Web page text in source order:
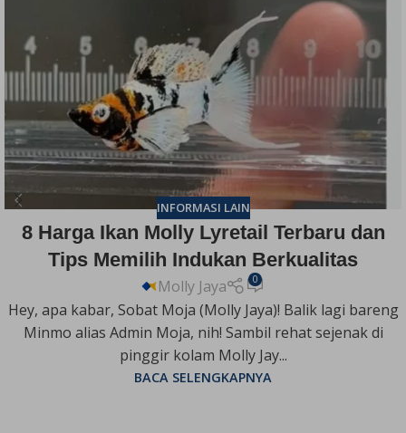
INFORMASI LAIN
8 Harga Ikan Molly Lyretail Terbaru dan
Tips Memilih Indukan Berkualitas
Molly Jaya 0
Hey, apa kabar, Sobat Moja (Molly Jaya)! Balik lagi bareng
Minmo alias Admin Moja, nih! Sambil rehat sejenak di
pinggir kolam Molly Jay...
BACA SELENGKAPNYA